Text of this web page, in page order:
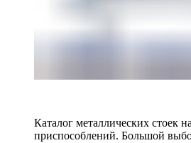
Каталог металлических стоек
приспособлений. Большой